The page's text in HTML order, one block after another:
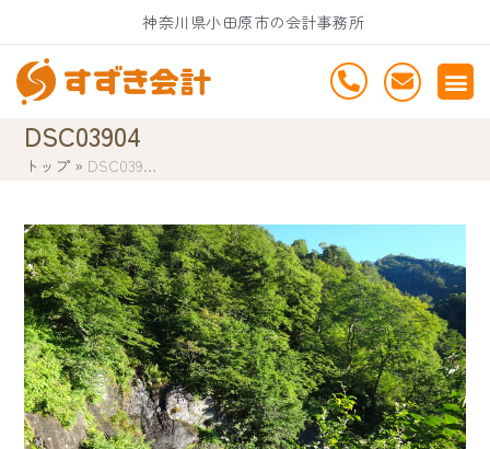
content
神奈川県小田原市の会計事務所
DSC03904
トップ » DSC039…